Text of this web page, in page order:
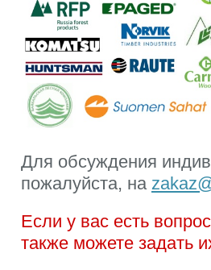
Для обсуждения
пожалуйста, на
Если у вас есть
также можете задать